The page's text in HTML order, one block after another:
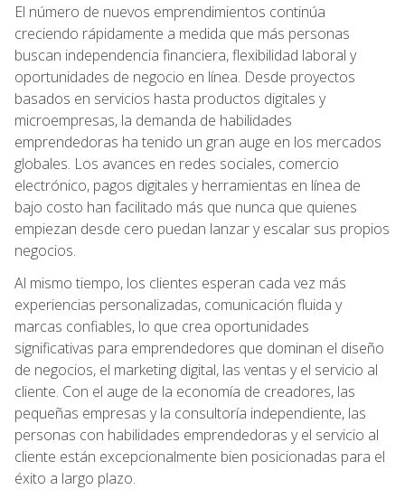
El número de nuevos emprendimientos continúa
creciendo rápidamente a medida que más personas
buscan independencia financiera, flexibilidad laboral y
oportunidades de negocio en línea. Desde proyectos
basados en servicios hasta productos digitales y
microempresas, la demanda de habilidades
emprendedoras ha tenido un gran auge en los mercados
globales. Los avances en redes sociales, comercio
electrónico, pagos digitales y herramientas en línea de
bajo costo han facilitado más que nunca que quienes
empiezan desde cero puedan lanzar y escalar sus propios
negocios.
Al mismo tiempo, los clientes esperan cada vez más
experiencias personalizadas, comunicación fluida y
marcas confiables, lo que crea oportunidades
significativas para emprendedores que dominan el diseño
de negocios, el marketing digital, las ventas y el servicio al
cliente. Con el auge de la economía de creadores, las
pequeñas empresas y la consultoría independiente, las
personas con habilidades emprendedoras y el servicio al
cliente están excepcionalmente bien posicionadas para el
éxito a largo plazo.